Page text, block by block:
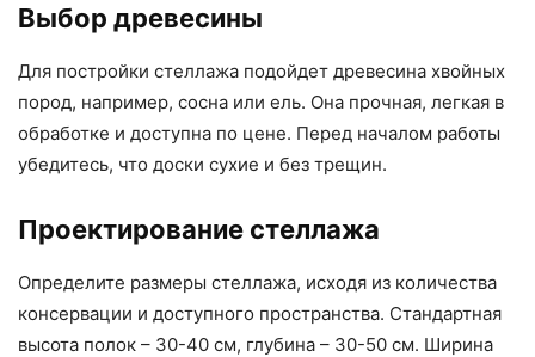
Выбор древесины
Для постройки стеллажа подойдет древесина хвойных
пород, например, сосна или ель. Она прочная, легкая в
обработке и доступна по цене. Перед началом работы
убедитесь, что доски сухие и без трещин.
Проектирование стеллажа
Определите размеры стеллажа, исходя из количества
консервации и доступного пространства. Стандартная
высота полок – 30-40 см, глубина – 30-50 см. Ширина